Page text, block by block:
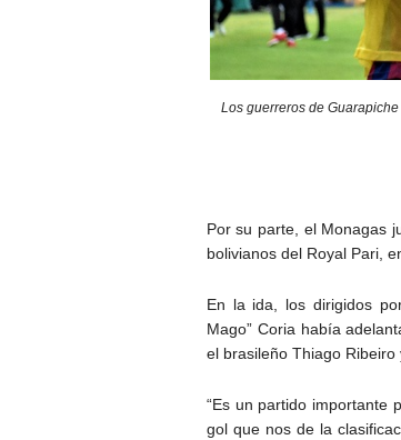
Los guerreros de
Por su parte, el Monagas
bolivianos del Royal Pari,
En la ida, los dirigidos
Mago” Coria había
el brasileño Thiago
“Es un partido importante
gol que nos de la